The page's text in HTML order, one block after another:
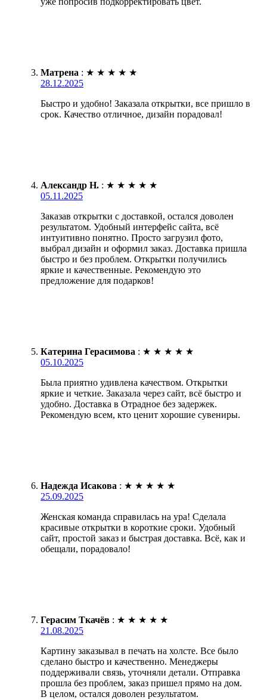
Матрена : ★ ★ ★ ★ ★
28.12.2025
Быстро и удобно! Заказала открытки, все пришло в
срок. Качество отличное, дизайн порадовал!
Александр Н. : ★ ★ ★ ★ ★
05.11.2025
Заказав открытки с доставкой, остался доволен
результатом. Удобный интерфейс сайта, всё
интуитивно понятно. Просто загрузил фото,
выбрал дизайн и оформил заказ. Доставка пришла
быстро и без проблем. Открытки получились
яркие и качественные. Рекомендую это
предложение для подарков!
Катерина Герасимова : ★ ★ ★ ★ ★
05.10.2025
Была приятно удивлена качеством. Открытки
яркие и четкие. Заказала через сайт, всё быстро и
удобно. Доставка в Отрадное без задержек.
Рекомендую всем, кто ценит хорошие сувениры.
Надежда Исакова : ★ ★ ★ ★ ★
25.09.2025
Женская команда справилась на ура! Сделала
красивые открытки в короткие сроки. Удобный
сайт, простой заказ и быстрая доставка. Всё, как и
обещали, порадовало!
Герасим Ткачёв : ★ ★ ★ ★ ★
21.08.2025
Картину заказывал в печать на холсте. Все было
сделано быстро и качественно. Менеджеры
поддерживали связь, уточняли детали. Отправка
прошла без проблем, заказ пришел прямо на дом.
В целом, остался доволен результатом.